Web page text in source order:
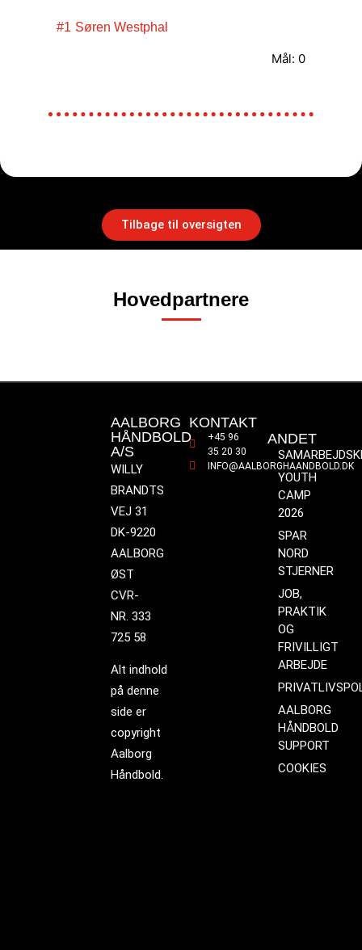
#1 Søren Westphal
Mål: 0
Tilbage til oversigten
Hovedpartnere
AALBORG
HÅNDBOLD
A/S
WILLY
BRANDTS
VEJ 31
DK-9220
AALBORG
ØST
CVR-
NR. 333
725 58
Alt indhold
på denne
side er
copyright
Aalborg
Håndbold.
KONTAKT
+45 96
35 20 30
INFO@AALBORGHAANDBOLD.DK
ANDET
YOUTH
CAMP
2026
SPAR
NORD
STJERNER
JOB,
PRAKTIK
OG
FRIVILLIGT
ARBEJDE
AALBORG
HÅNDBOLD
SUPPORT
COOKIES